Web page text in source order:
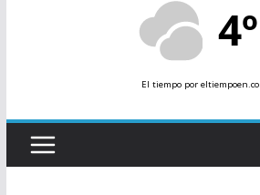
4º
El tiempopor